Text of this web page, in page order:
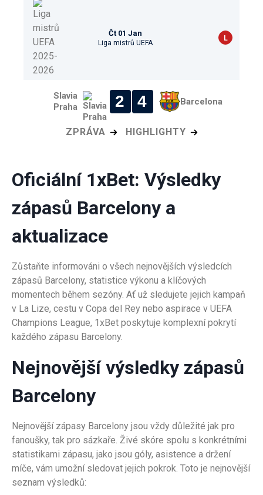
Čt 01 Jan
Liga mistrů UEFA
L
Slavia
Praha
2 4 Barcelona
ZPRÁVA HIGHLIGHTY
Oficiální 1xBet: Výsledky
zápasů Barcelony a
aktualizace
Zůstaňte informováni o všech nejnovějších výsledcích
zápasů Barcelony, statistice výkonu a klíčových
momentech během sezóny. Ať už sledujete jejich kampaň
v La Lize, cestu v Copa del Rey nebo aspirace v UEFA
Champions League, 1xBet poskytuje komplexní pokrytí
každého zápasu Barcelony.
Nejnovější výsledky zápasů
Barcelony
Nejnovější zápasy Barcelony jsou vždy důležité jak pro
fanoušky, tak pro sázkaře. Živé skóre spolu s konkrétními
statistikami zápasu, jako jsou góly, asistence a držení
míče, vám umožní sledovat jejich pokrok. Toto je nejnovější
seznam výsledků: